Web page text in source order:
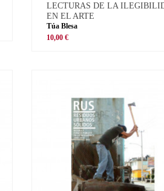
LECTURAS DE LA
EN EL ARTE
Túa Blesa
10,00 €